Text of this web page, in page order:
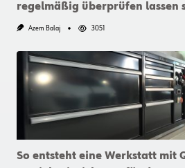
regelmäßig überprüfen lassen
Azem Balaj 3051
So entsteht eine Werkstatt mit